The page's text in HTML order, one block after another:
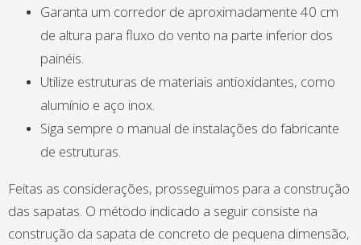
Garanta um corredor de aproximadamente 40 cm
de altura para fluxo do vento na parte inferior dos
painéis.
Utilize estruturas de materiais antioxidantes, como
alumínio e aço inox.
Siga sempre o manual de instalações do fabricante
de estruturas.
Feitas as considerações, prosseguimos para a construção
das sapatas. O método indicado a seguir consiste na
construção da sapata de concreto de pequena dimensão,